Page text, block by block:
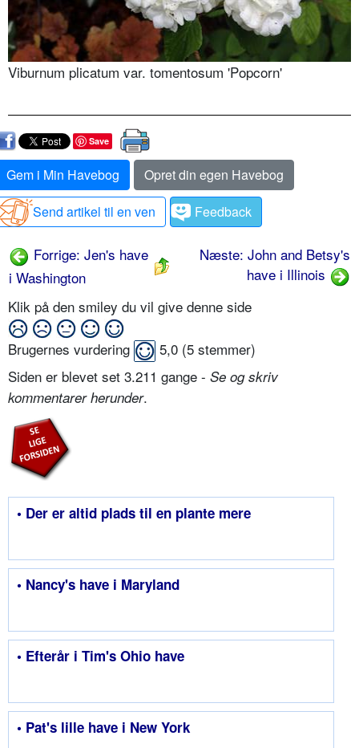
Viburnum plicatum var. tomentosum 'Popcorn'
Save
Gem i Min Havebog
Opret din egen Havebog
Send artikel til en ven
Feedback
Forrige: Jen's have
i Washington
Næste: John and Betsy's
have i Illinois
Klik på den smiley du vil give denne side
Brugernes vurdering 5,0 (5 stemmer)
Siden er blevet set 3.211 gange - Se og skriv
kommentarer herunder.
• Der er altid plads til en plante mere
• Nancy's have i Maryland
• Efterår i Tim's Ohio have
• Pat's lille have i New York